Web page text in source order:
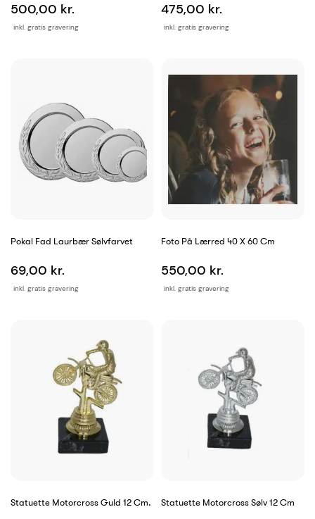
inkl. gratis gravering
500,00 kr.
inkl. gratis gravering
475,00 kr.
Pokal Fad Laurbær Sølvfarvet
inkl. gratis gravering
69,00 kr.
Foto På Lærred 40 X 60 Cm
inkl. gratis gravering
550,00 kr.
Statuette Motorcross Guld 12 Cm. Statuette Motorcross Sølv 12 Cm